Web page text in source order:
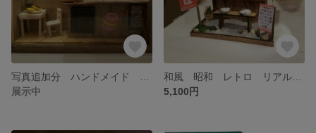
展示中
5,100円